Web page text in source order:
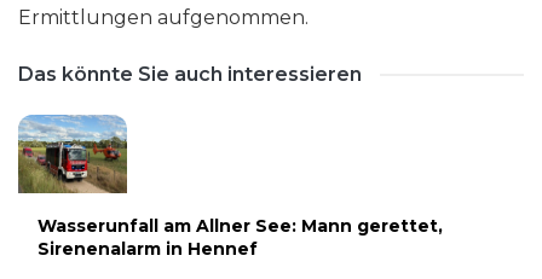
Ermittlungen aufgenommen.
Das könnte Sie auch interessieren
Wasserunfall am Allner See: Mann gerettet,
Sirenenalarm in Hennef